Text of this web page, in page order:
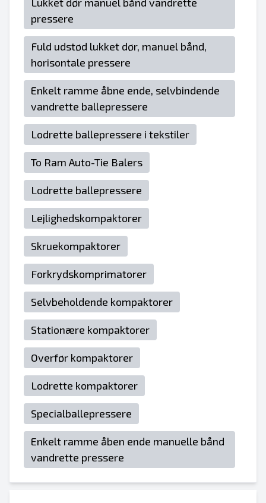
pressere
Fuld udstød lukket dør, manuel bånd,
horisontale pressere
Enkelt ramme åbne ende, selvbindende
vandrette ballepressere
Lodrette ballepressere i tekstiler
To Ram Auto-Tie Balers
Lodrette ballepressere
Lejlighedskompaktorer
Skruekompaktorer
Forkrydskomprimatorer
Selvbeholdende kompaktorer
Stationære kompaktorer
Overfør kompaktorer
Lodrette kompaktorer
Specialballepressere
Enkelt ramme åben ende manuelle bånd
vandrette pressere